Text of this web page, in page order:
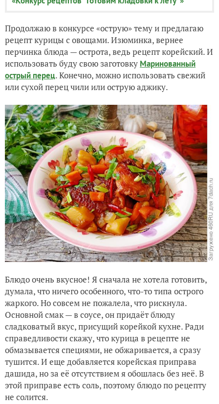
Продолжаю в конкурсе «острую» тему и предлагаю
рецепт курицы с овощами. Изюминка, вернее
перчинка блюда — острота, ведь рецепт корейский. И
использовать буду свою заготовку Маринованный
острый перец. Конечно, можно использовать свежий
или сухой перец чили или острую аджику.
Блюдо очень вкусное! Я сначала не хотела готовить,
думала, что ничего особенного, что-то типа острого
жаркого. Но совсем не пожалела, что рискнула.
Основной смак — в соусе, он придаёт блюду
сладковатый вкус, присущий корейкой кухне. Ради
справедливости скажу, что курица в рецепте не
обмазывается специями, не обжаривается, а сразу
тушится. И еще добавляется корейская приправа
дашида, но за её отсутствием я обошлась без неё. В
этой приправе есть соль, поэтому блюдо по рецепту
не солится.